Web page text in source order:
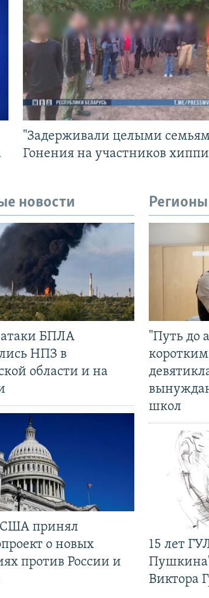
"Задерживали целыми
Гонения на участников
новости
атаки БПЛА
НПЗ в
области и на
США принял
о новых
против России и
Регионы
"Путь до
школ
15 лет
Виктора